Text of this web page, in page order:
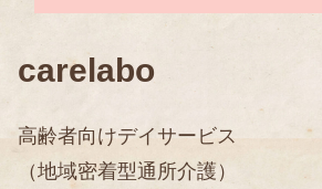
carelabo
高齢者向けデイサービス
（地域密着型通所介護）